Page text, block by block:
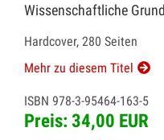
Wissenschaftliche
Hardcover, 280 Seiten
Mehr zu diesem Titel
ISBN 978-3-95464-163-5
Preis: 34,00 EUR